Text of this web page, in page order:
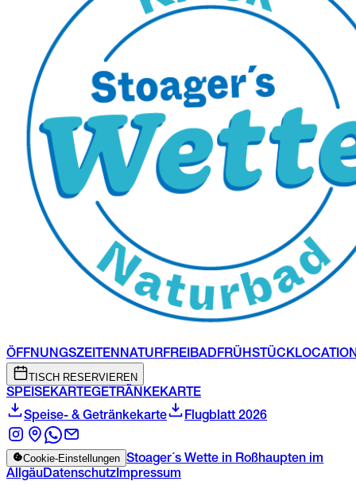
ÖFFNUNGSZEITENNATURFREIBADFRÜHSTÜCK
TISCH RESERVIEREN
SPEISEKARTEGETRÄNKEKARTE
Speise- & Getränkekarte
Flugblatt 2026
Cookie-Einstellungen Stoager´s Wette in Roßhaupten im
AllgäuDatenschutzImpressum